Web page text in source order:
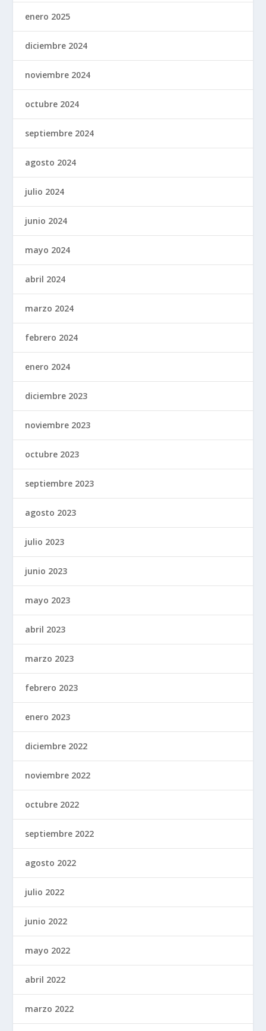
enero 2025
diciembre 2024
noviembre 2024
octubre 2024
septiembre 2024
agosto 2024
julio 2024
junio 2024
mayo 2024
abril 2024
marzo 2024
febrero 2024
enero 2024
diciembre 2023
noviembre 2023
octubre 2023
septiembre 2023
agosto 2023
julio 2023
junio 2023
mayo 2023
abril 2023
marzo 2023
febrero 2023
enero 2023
diciembre 2022
noviembre 2022
octubre 2022
septiembre 2022
agosto 2022
julio 2022
junio 2022
mayo 2022
abril 2022
marzo 2022